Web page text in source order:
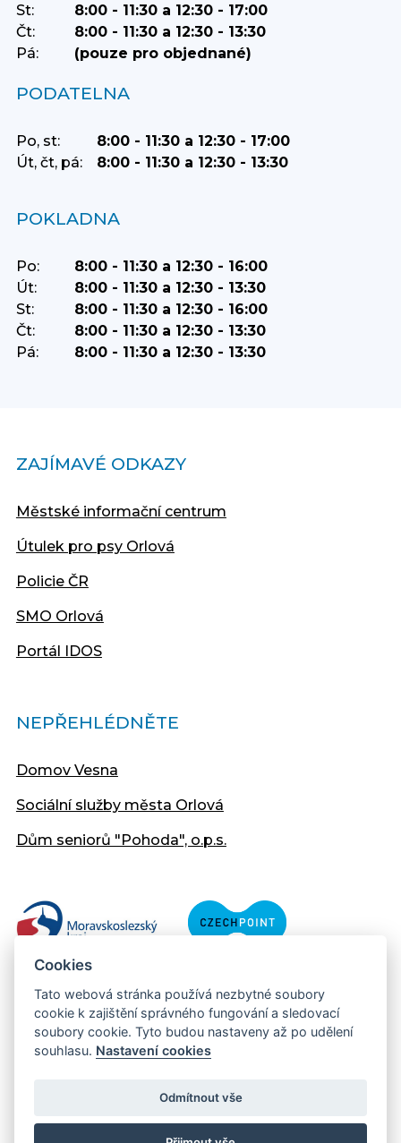
St:
8:00 - 11:30 a 12:30 - 17:00
Čt:
8:00 - 11:30 a 12:30 - 13:30
Pá:
(pouze pro objednané)
PODATELNA
Po, st:
8:00 - 11:30 a 12:30 - 17:00
Út, čt, pá:
8:00 - 11:30 a 12:30 - 13:30
POKLADNA
Po:
8:00 - 11:30 a 12:30 - 16:00
Út:
8:00 - 11:30 a 12:30 - 13:30
St:
8:00 - 11:30 a 12:30 - 16:00
Čt:
8:00 - 11:30 a 12:30 - 13:30
Pá:
8:00 - 11:30 a 12:30 - 13:30
ZAJÍMAVÉ ODKAZY
Městské informační centrum
Útulek pro psy Orlová
Policie ČR
SMO Orlová
Portál IDOS
NEPŘEHLÉDNĚTE
Domov Vesna
Sociální služby města Orlová
Dům seniorů "Pohoda", o.p.s.
Copyright © 2013 - 2026 Městský úřad Orlová
Cookies
Tato webová stránka používá nezbytné soubory
cookie k zajištění správného fungování a sledovací
soubory cookie. Tyto budou nastaveny až po udělení
souhlasu. Nastavení cookies
Odmítnout vše